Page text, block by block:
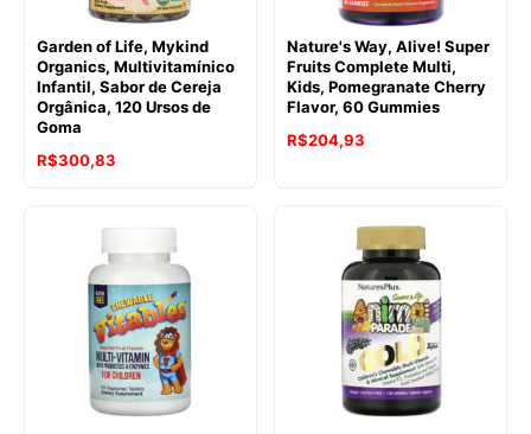
Garden of Life, Mykind
Organics, Multivitamínico
Infantil, Sabor de Cereja
Orgânica, 120 Ursos de
Goma
R$300,83
Nature's Way, Alive! Super
Fruits Complete Multi,
Kids, Pomegranate Cherry
Flavor, 60 Gummies
R$204,93